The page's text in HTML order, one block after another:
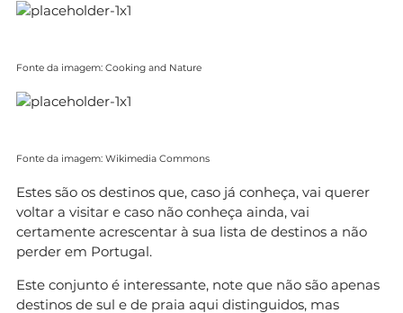
Fonte da imagem: Cooking and Nature
Fonte da imagem: Wikimedia Commons
Estes são os destinos que, caso já conheça, vai querer
voltar a visitar e caso não conheça ainda, vai
certamente acrescentar à sua lista de destinos a não
perder em Portugal.
Este conjunto é interessante, note que não são apenas
destinos de sul e de praia aqui distinguidos, mas